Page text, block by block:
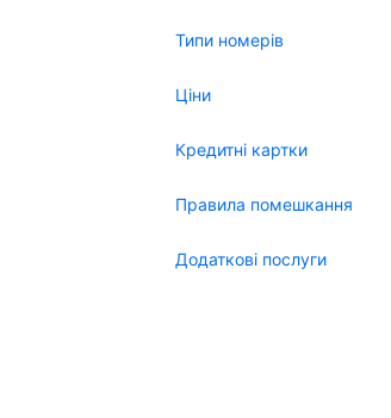
Типи номерів
Ціни
Кредитні картки
Правила помешкання
Додаткові послуги